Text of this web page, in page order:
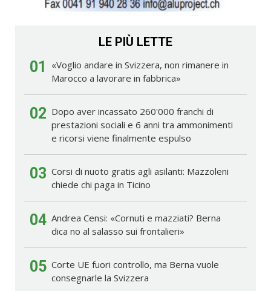
LE PIÙ LETTE
01
«Voglio andare in Svizzera, non rimanere in
Marocco a lavorare in fabbrica»
02 Dopo aver incassato 260'000 franchi di
prestazioni sociali e 6 anni tra ammonimenti
e ricorsi viene finalmente espulso
03 Corsi di nuoto gratis agli asilanti: Mazzoleni
chiede chi paga in Ticino
04 Andrea Censi: «Cornuti e mazziati? Berna
dica no al salasso sui frontalieri»
05 Corte UE fuori controllo, ma Berna vuole
consegnarle la Svizzera